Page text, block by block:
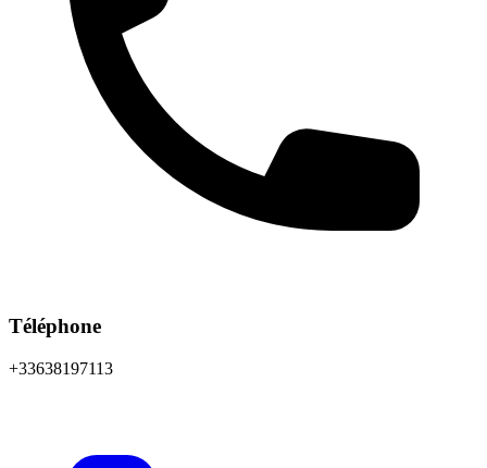
Téléphone
+33638197113